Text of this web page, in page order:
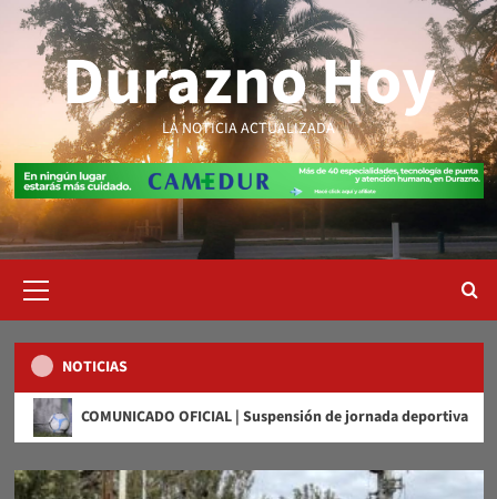
Saltar
contenidoDurazno Hoy
LA NOTICIA ACTUALIZADA
primario
NOTICIAS
COMUNICADO OFICIAL | Suspensión de jornada deportiva